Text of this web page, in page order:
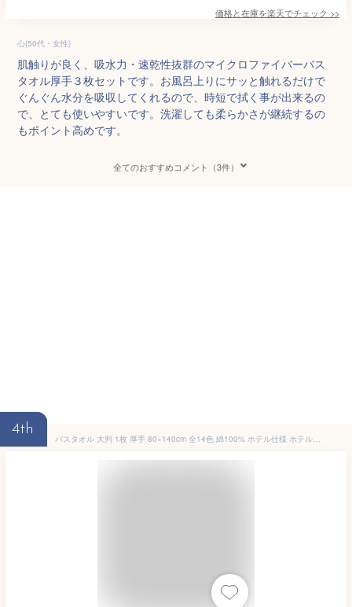
価格と在庫を楽天でチェック >>
心(50代・女性)
肌触りが良く、吸水力・速乾性抜群のマイクロファイバーバス
タオル厚手３枚セットです。お風呂上りにサッと触れるだけで
ぐんぐん水分を吸収してくれるので、時短で拭く事が出来るの
で、とても使いやすいです。洗濯しても柔らかさが継続するの
もポイント高めです。
全てのおすすめコメント（3件）
4th
バスタオル 大判 1枚 厚手 80×140cm 全14色 綿100% ホテル仕様 ホテルスタイル ふわふわ ホテルライク お昼寝ケット 吸水性抜群 ビッグバスタオル タオル [M便 1/1]